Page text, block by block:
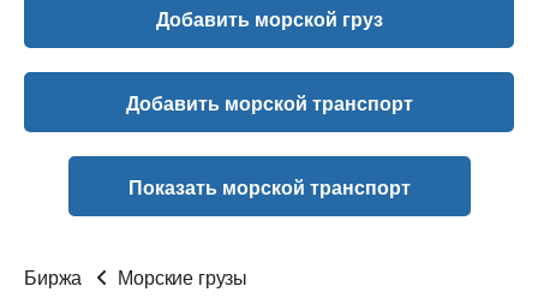
Добавить морской груз
Добавить морской транспорт
Показать морской транспорт
Биржа Морские грузы